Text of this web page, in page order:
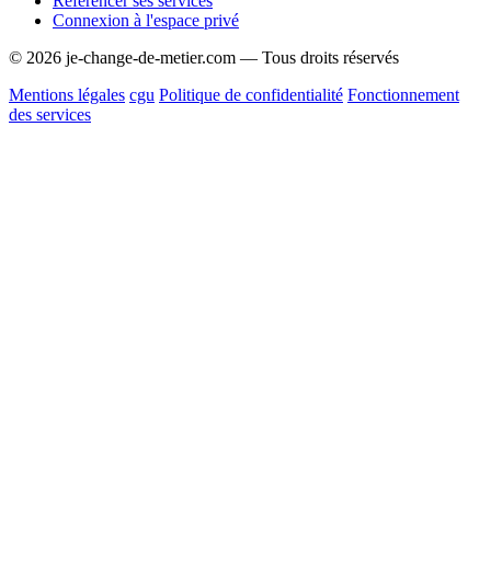
Connexion à l'espace privé
© 2026 je-change-de-metier.com — Tous droits réservés
Mentions légales cgu Politique de confidentialité Fonctionnement
des services